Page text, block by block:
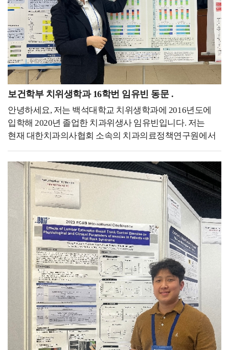
어떻게 해서 신청하게 되셨는지도 함께 말씀
부탁드립니다. 우성하 동문 : 네. 문화적인 경험도 많이
쌓고, 해외에서 일하고 왔다는 것 자체가 큰 메리트였던 것
같아요. 그때 코로나로 인해 항공업계 같은 경우는 공채가
거의 없을 시기였는데, 청해진을 통해 경력을 쌓으면 좋을
것 같다고 교수님이 추천해 주셨습니다. 처음에 입학해서
면담할 때부터 교수님께서 어학 능력 등 저의 역량을 높게
봐주셨고, 코로나 시기를 잘 보내면 좋겠다는 마음에 가장
도움이 될 수 있는 청해진을 추천해 주셨던 것 같습니다.
백녹담 : 그러면 따로 면접 준비하실 때는 특별히 학원에
다니신 건지 아니면 다른 방식으로 준비하셨는지
궁금합니다. 우성하 동문 : 면접은 따로 학원 같은 거는
다니지 않았고, 스터디를 주 5~6회 정도 하면서 굉장히
다양한 사람들에게 피드백을 받았습니다. 그리고 또
교수님이 봐주시는 스터디에도 참석하여 교수님에게도
피드백을 받으면서 실전 감각을 많이 키웠던 것 같습니다.
백녹담 : 마지막으로 승무원을 꿈꾸는 후배들에게 해주고
싶은 말씀이 있을까요? 우성하 동문 : 사실 진짜
바늘구멍같이 작은 틈 사이로 치열하게 경쟁해야지만 될
수 있는 직업이라고 생각합니다. 그래서 본인에 대한
강점을 확실하게 만드는 걸 추천해 드립니다. 또 많이
지원하다 보면 떨어질 때 스스로에 대한 의구심도 들고
자존감도 낮아지겠지만, 누구보다 자신을 믿고 열심히
하면 될 거라고 생각합니다!
된다는 것이었습니다.경험은 단순히 자기소개서 이력
1줄에 불과하는 게 아니고, 인생에 있어서 평생 좋은
거름과 양분이 될 거라 믿습니다. 코로나19가 전
세계적으로 발병된 2020년, 위기를 맞은 항공업계는
채용이 전무했고, 그 시기 저는 4학년 졸업예정자였습니다.
고교 시절부터 항공 객실승무원이라는 꿈만 바라본
저에게는 세상이 무너지는 기분이었습니다.어느 날은
한참을 울었어요 승무원이 아니고서 하고싶은 일을
생각해본 적이 없을 정도로 저에겐 간절한 꿈이었거든요.
그러다 문득 이렇게 우울해하고만 있으면 안되고, 지나간
시간은 다시 돌아오지 않으니 이 시간을 더욱 현명하게
보내야된다고 생각이 들었어요.제가 원했던 직무와 적성에
맞는 일을 찾아, 코로나19가 종식되어 항공사 채용이 다시
활발해지는 그날을 기다려야겠다고 생각했습니다.그러다
국민들의 발이 되어주는 KTX에도 승객들의 안전과 편안한
여행을 돕는 승무원이 있다는 것을 알게 되었고,
KTX승무원이라면 제 자신이 즐겁게, 행복하게 근무할 수
있으면서추후 항공객실승무원이 되기까지 좋은 경험과
경력이 될 거라 확신이 들어 지원하게
되었습니다.KTX에서 열차승무원으로서 근무한 2년
3개월이라는 시간 덕분에 저는 견문을 넓히며 더 많은
경험을 할 수 있었고, 매일 천명이 넘는 고객들을 만나
소통할 수 있었으며승무와 관련된 직무를 수행하며 저의
서비스 커리어를 성장시켰습니다. 코로나19라는 절망적인
상황 속에서도 저를 한층 더 발전시킬 수 있었습니다.
근무를 하면서도 언젠가 다시 열릴 항공사 채용에
대비하여 꾸준히 토익, 토익스피킹, 영어회화를 공부하며
보건학부 치위생학과 16학번 임유빈 동문 .
안녕하세요, 저는 백석대학교 치위생학과에 2016년도에
입학해 2020년 졸업한 치과위생사 임유빈입니다. 저는
현재 대한치과의사협회 소속의 치과의료정책연구원에서
연구원으로 근무하고 있습니다. 치과의료 정책 연구라니
많이 생소하시죠? 저는 이곳에서 구강건강 증진을 위해
치과계에 필요한 정책을 위해 연구와 다양한 활동을
하고있습니다. 치과계와 관련된 데이터를 담은 연감, 연구
및 보고서 작성, 연구과제 관리 등 연구원으로써 치과계
발전을 위해 힘쓰고 있습니다.이 직업을 갖기 전에는
치과에서 임상 치과위생사로 근무를 했습니다. 치과에서
일을 하며 치위생학에 대해 더욱더 큰 매력을 느꼈고,
치과에서 생기는 일들에 대해 더 연구해보고싶다는 생각이
들어 대학원을 들어가게 되었습니다. 그렇게 석사 과정을
이수하게 되었고, 이 과정 중에 저의 적성에는 연구와
결과물을 만드는 일이 잘 맞는다는 생각이 들어 연구직을
희망하게 되었습니다. 그렇게 제 적성을 찾고, 취업처를
알아보다 좋은 기회로 치과의료정책연구원에 입사하게
되었습니다.연구원 일을 하다보면 아무리 적성에 맞다고
하더라도 연구를 하고, 자료를 만드는 일이 고되다고